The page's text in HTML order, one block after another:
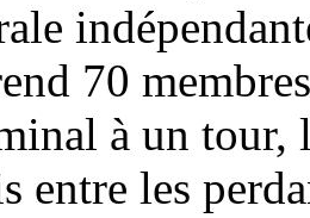
70
à un tour,
entre les